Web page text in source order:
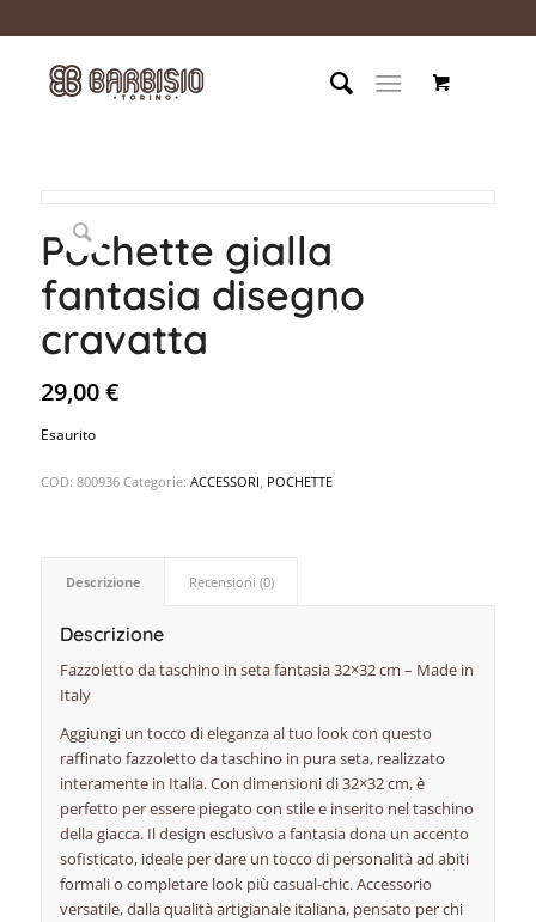
Pochette gialla
fantasia disegno
cravatta
29,00€
Esaurito
COD: 800936 Categorie: ACCESSORI, POCHETTE
Descrizione Recensioni (0)
Descrizione
Fazzoletto da taschino in seta fantasia 32×32 cm – Made in
Italy
Aggiungi un tocco di eleganza al tuo look con questo
raffinato fazzoletto da taschino in pura seta, realizzato
interamente in Italia. Con dimensioni di 32×32 cm, è
perfetto per essere piegato con stile e inserito nel taschino
della giacca. Il design esclusivo a fantasia dona un accento
sofisticato, ideale per dare un tocco di personalità ad abiti
formali o completare look più casual-chic. Accessorio
versatile, dalla qualità artigianale italiana, pensato per chi